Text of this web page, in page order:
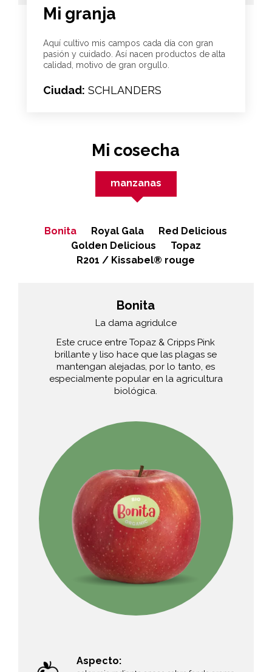
Mi granja
Aquí cultivo mis campos cada día con gran
pasión y cuidado. Así nacen productos de alta
calidad, motivo de gran orgullo.
Ciudad: SCHLANDERS
Mi cosecha
Bonita
La dama agridulce
Este cruce entre Topaz & Cripps Pink
brillante y liso hace que las plagas se
mantengan alejadas, por lo tanto, es
especialmente popular en la agricultura
biológica.
Aspecto:
Bonita Royal Gala
Red Delicious
Golden Delicious
Topaz
R201 / Kissabel® rouge
manzanas